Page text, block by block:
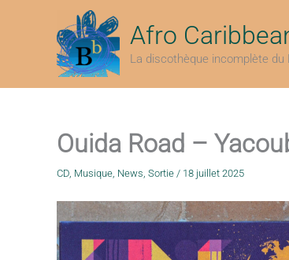
Afro
La discothèque incomplète du
Ouida Road –
CD, Musique, News, Sortie / 18 juillet 2025